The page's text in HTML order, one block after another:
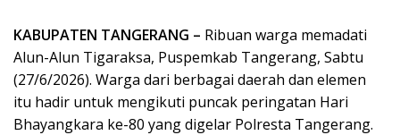
KABUPATEN TANGERANG – Ribuan warga memadati
Alun-Alun Tigaraksa, Puspemkab Tangerang, Sabtu
(27/6/2026). Warga dari berbagai daerah dan elemen
itu hadir untuk mengikuti puncak peringatan Hari
Bhayangkara ke-80 yang digelar Polresta Tangerang.